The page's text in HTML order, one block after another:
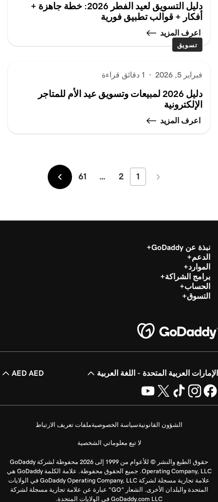
دليل التسويق لعيد الفطر 2026: خطة جاهزة +
أفكار + قوالب تطبيق فورية
اعرف المزيد
تسويق
فبراير 5, 2026 · 1 دقائق قراءة
دليل 2026 لمبيعات وتسويق عيد الأم للمتاجر
الإلكترونية
اعرف المزيد
الأحدث
1
2
…
61
الأقدم
نبذة عن GoDaddy
الدعم
الموارد
برامج الشراكة
الحساب
التسوق
الإمارات العربية المتحدة - اللغة العربية AED AED
الشؤون القانونيةسياسة الخصوصيةملفات تعريف الارتباط
لا تبِع معلوماتي الشخصية
حقوق الطبع والنشر © للأعوام من 1999 إلى 2026 محفوظة لشركة GoDaddy
Operating Company, LLC. جميع الحقوق محفوظة. علامة الكلمة GoDaddy هي
علامة تجارية مسجلة لشركة GoDaddy Operating Company, LLC في الولايات
المتحدة والبلدان الأخرى. الشعار "GO" عبارة عن علامة تجارية مسجلة لشركة
GoDaddy.com LLC في الولايات المتحدة.